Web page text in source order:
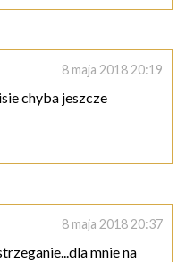
8 maja 2018 20:19
chyba jeszcze
8 maja 2018 20:37
mnie na